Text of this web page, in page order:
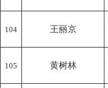
104 王丽京
105 黄树林